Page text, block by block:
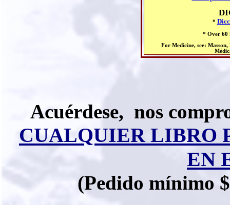
*
* Over 60
For Medicine, see:
Acuérdese, nos
CUALQUIER LIBRO
EN
(Pedido mínimo